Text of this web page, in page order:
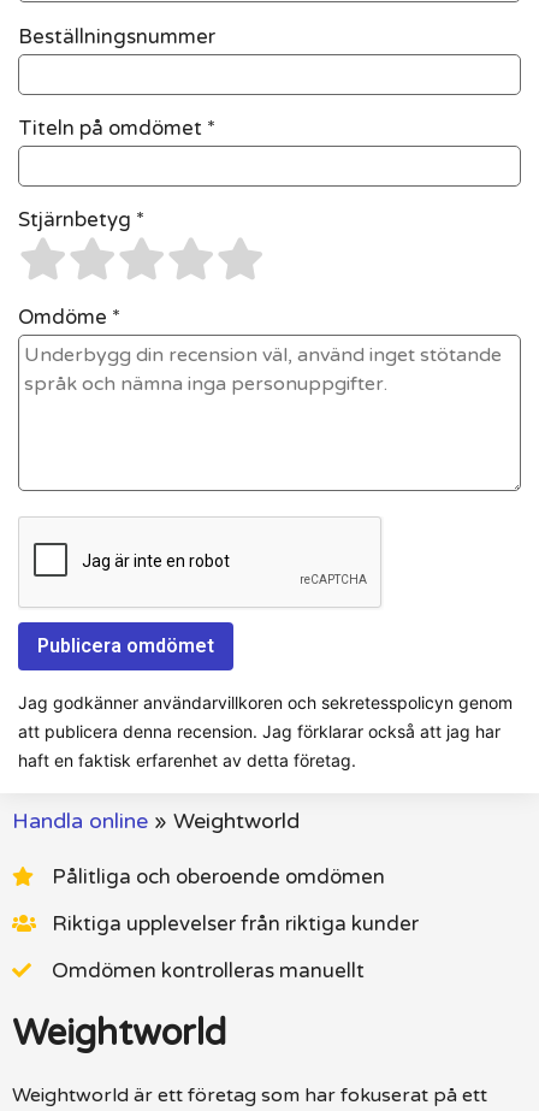
Beställningsnummer
Titeln på omdömet *
Stjärnbetyg *
Omdöme *
Jag godkänner användarvillkoren och sekretesspolicyn genom
att publicera denna recension. Jag förklarar också att jag har
haft en faktisk erfarenhet av detta företag.
Handla online » Weightworld
Pålitliga och oberoende omdömen
Riktiga upplevelser från riktiga kunder
Omdömen kontrolleras manuellt
Weightworld
Weightworld är ett företag som har fokuserat på ett